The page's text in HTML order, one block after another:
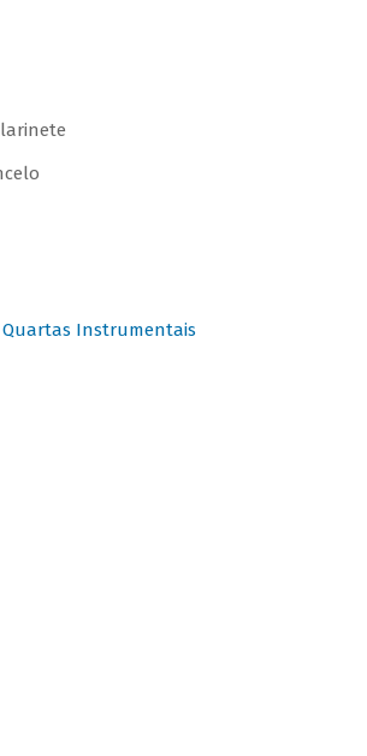
Instrumentais